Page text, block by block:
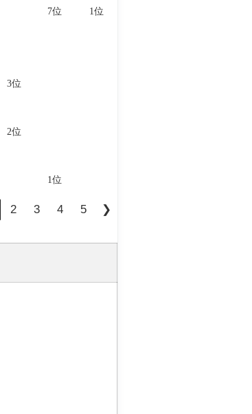
7位 1位
3位
2位
1位
2 3 4 5 ❯